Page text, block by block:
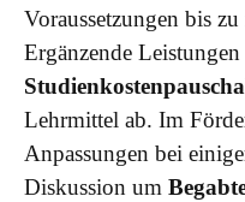
Voraussetzungen bis
Ergänzende
Lehrmittel ab. Im
Anpassungen bei
Diskussion um